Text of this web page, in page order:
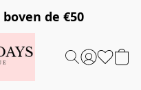
boven de €50